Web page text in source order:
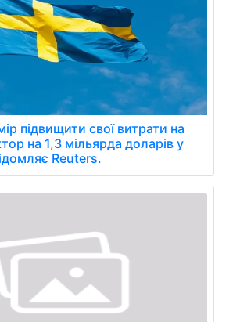
підвищити свої витрати на
на 1,3 мільярда доларів у
Reuters.